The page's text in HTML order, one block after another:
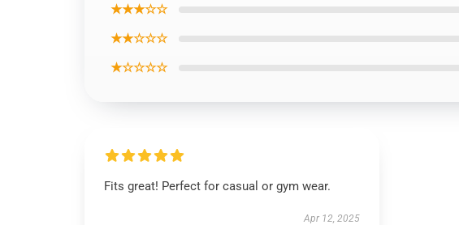
★★★☆☆
★★☆☆☆
★☆☆☆☆
Fits great! Perfect for casual or gym wear.
Apr 12, 2025